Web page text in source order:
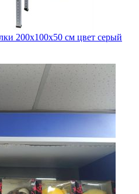
200x100x50 см цвет серый